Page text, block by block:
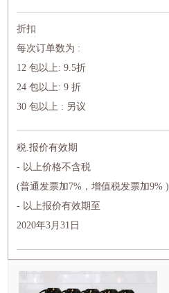
折扣
每次订单数为 :
12 包以上: 9.5折
24 包以上: 9 折
30 包以上 : 另议
税.报价有效期
- 以上价格不含税
(普通发票加7%，增值税发票加9% )
- 以上报价有效期至
2020年3月31日